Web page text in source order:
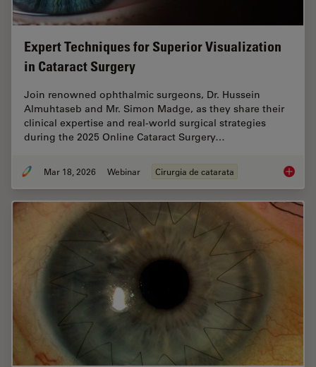
Expert Techniques for Superior Visualization
in Cataract Surgery
Join renowned ophthalmic surgeons, Dr. Hussein
Almuhtaseb and Mr. Simon Madge, as they share their
clinical expertise and real-world surgical strategies
during the 2025 Online Cataract Surgery…
Mar 18, 2026 Webinar Cirurgia de catarata Expert